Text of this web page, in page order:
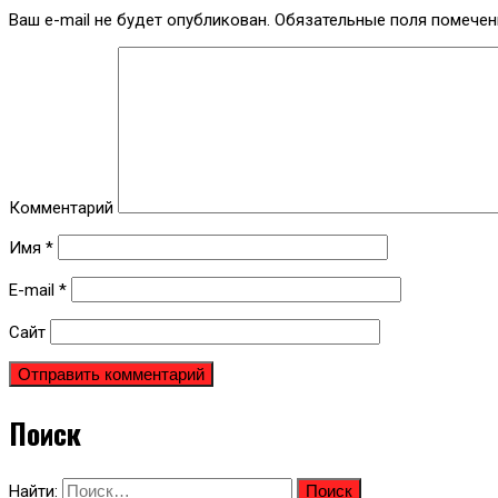
Ваш e-mail не будет опубликован. Обязательные поля
Комментарий
Имя *
E-mail *
Сайт
Поиск
Найти: